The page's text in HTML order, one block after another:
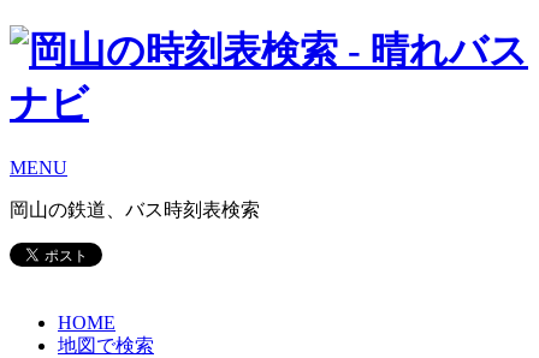
MENU
岡山の鉄道、バス時刻表検索
HOME
地図で検索